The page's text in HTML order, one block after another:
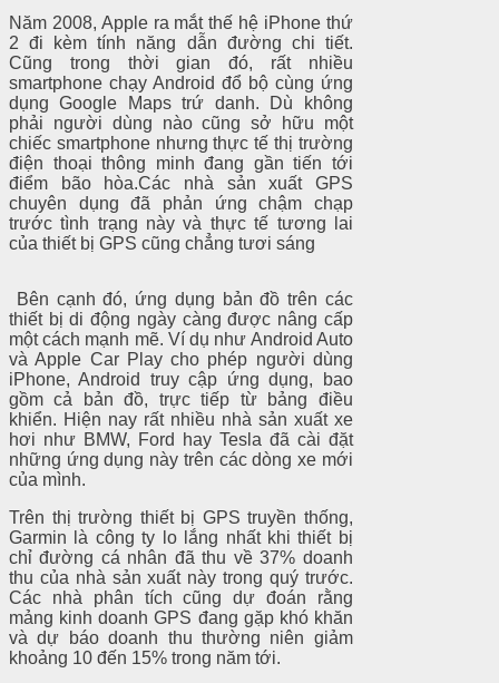
Năm 2008, Apple ra mắt thế hệ iPhone thứ
2 đi kèm tính năng dẫn đường chi tiết.
Cũng trong thời gian đó, rất nhiều
smartphone chạy Android đổ bộ cùng ứng
dụng Google Maps trứ danh. Dù không
phải người dùng nào cũng sở hữu một
chiếc smartphone nhưng thực tế thị trường
điện thoại thông minh đang gần tiến tới
điểm bão hòa.Các nhà sản xuất GPS
chuyên dụng đã phản ứng chậm chạp
trước tình trạng này và thực tế tương lai
của thiết bị GPS cũng chẳng tươi sáng
Bên cạnh đó, ứng dụng bản đồ trên các
thiết bị di động ngày càng được nâng cấp
một cách mạnh mẽ. Ví dụ như Android Auto
và Apple Car Play cho phép người dùng
iPhone, Android truy cập ứng dụng, bao
gồm cả bản đồ, trực tiếp từ bảng điều
khiển. Hiện nay rất nhiều nhà sản xuất xe
hơi như BMW, Ford hay Tesla đã cài đặt
những ứng dụng này trên các dòng xe mới
của mình.
Trên thị trường thiết bị GPS truyền thống,
Garmin là công ty lo lắng nhất khi thiết bị
chỉ đường cá nhân đã thu về 37% doanh
thu của nhà sản xuất này trong quý trước.
Các nhà phân tích cũng dự đoán rằng
mảng kinh doanh GPS đang gặp khó khăn
và dự báo doanh thu thường niên giảm
khoảng 10 đến 15% trong năm tới.